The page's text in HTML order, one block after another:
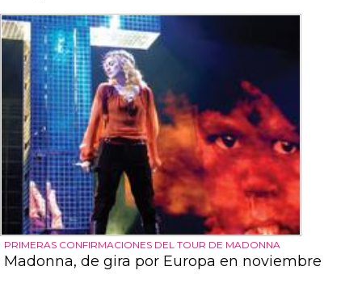
PRIMERAS CONFIRMACIONES DEL TOUR DE MADONNA
Madonna, de gira por Europa en noviembre